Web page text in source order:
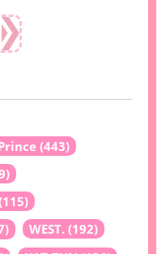
(443)
WEST. (192)